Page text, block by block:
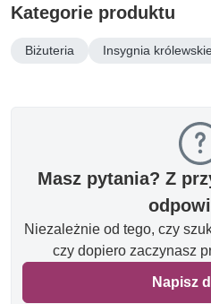
Kategorie produktu
Biżuteria Insygnia
Masz pytania? Z
Niezależnie od tego, czy
czy dopiero zaczynasz
Napisz